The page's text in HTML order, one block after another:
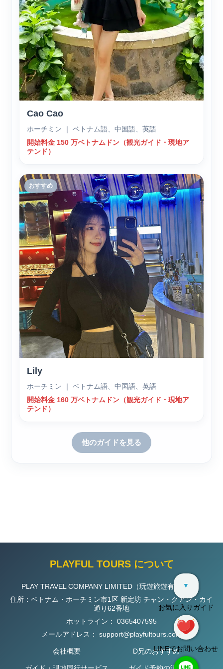
Cao Cao
ホーチミン ｜ ベトナム語、中国語、英語
開始料金 150 万ベトナムドン（観光ガイド・現地ア
テンド）
おすすめ
Lily
ホーチミン ｜ ベトナム語、中国語、英語
開始料金 160 万ベトナムドン（観光ガイド・現地ア
テンド）
他のガイドを見る
PLAYFUL TOURS について
PLAY TRAVEL COMPANY LIMITED（玩遊旅遊有限公司）
住所：ベトナム・ホーチミン市1区 新定坊 チャン・クアン・カイ
通り62番地
ホットライン： 0365407595
メールアドレス： support@playfultours.com
会社概要 D兄のおすすめ
▼
お気に入りガイド
LINEでお問い合わせ